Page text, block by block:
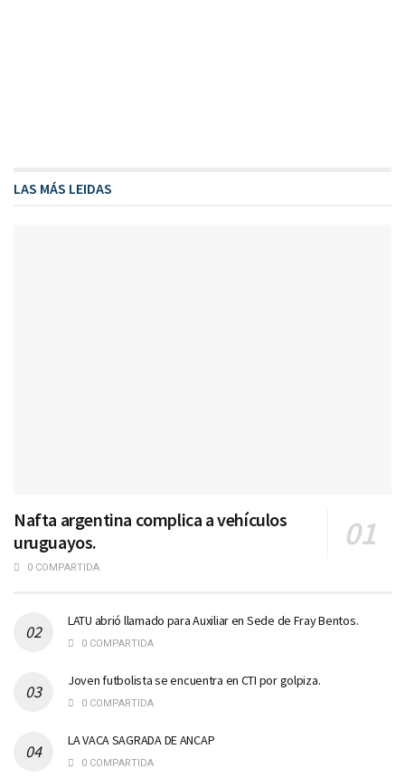
LAS MÁS LEIDAS
Nafta argentina complica a vehículos
uruguayos.
0 COMPARTIDA
LATU abrió llamado para Auxiliar en Sede de Fray Bentos.
0 COMPARTIDA
Joven futbolista se encuentra en CTI por golpiza.
0 COMPARTIDA
LA VACA SAGRADA DE ANCAP
0 COMPARTIDA